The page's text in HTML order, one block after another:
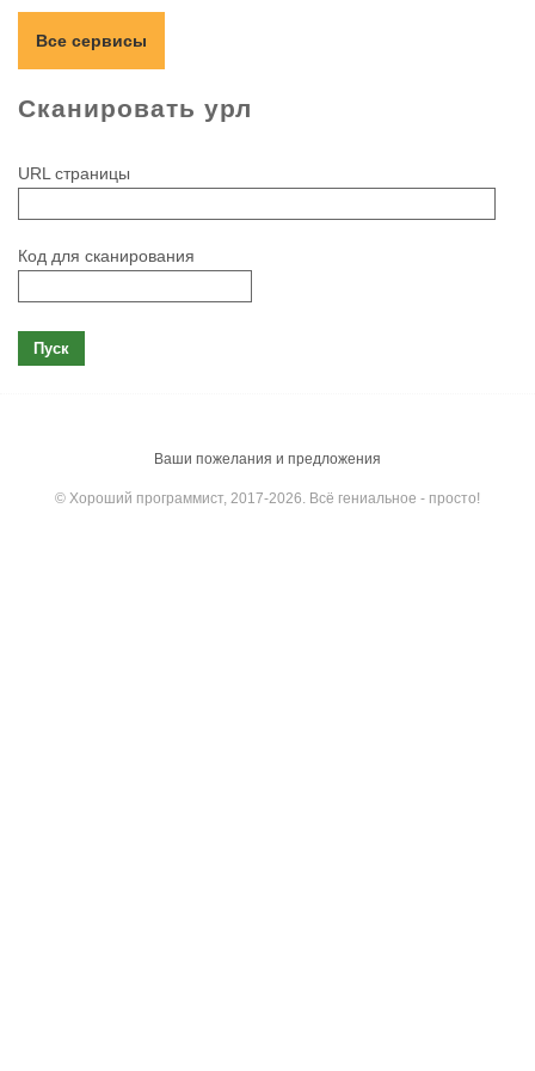
Все сервисы
Сканировать урл
URL страницы
Код для сканирования
Пуск
Ваши пожелания и предложения
© Хороший программист, 2017-2026. Всё гениальное - просто!